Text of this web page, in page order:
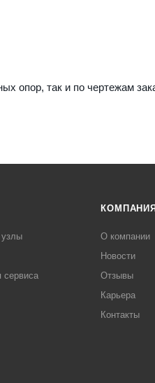
опор, так и по чертежам
сервиса
КОМПАНИЯ
О компании
Новости
Отзывы
Карьера
Контакты